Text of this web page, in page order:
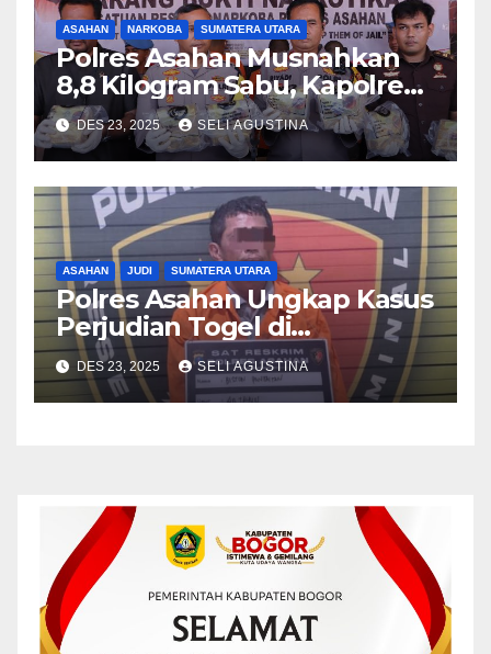
ASAHAN NARKOBA SUMATERA UTARA
Polres Asahan Musnahkan
8,8 Kilogram Sabu, Kapolres
Tegaskan Komitmen Perang
Terhadap Narkoba
DES 23, 2025 SELI AGUSTINA
ASAHAN JUDI SUMATERA UTARA
Polres Asahan Ungkap Kasus
Perjudian Togel di
Kabupaten Asahan
DES 23, 2025 SELI AGUSTINA